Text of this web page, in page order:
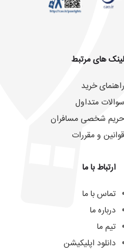
لینک های مرتبط
راهنمای خرید
سوالات متداول
حریم شخصی مسافران
قوانین و مقررات
ارتباط با ما
تماس با ما
درباره ما
تیم ما
دانلود اپلیکیشن